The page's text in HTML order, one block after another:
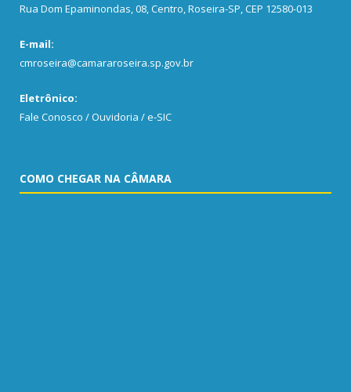
Rua Dom Epaminondas, 08, Centro, Roseira-SP, CEP 12580-013
E-mail:
cmroseira@camararoseira.sp.gov.br
Eletrônico:
Fale Conosco / Ouvidoria / e-SIC
COMO CHEGAR NA CÂMARA